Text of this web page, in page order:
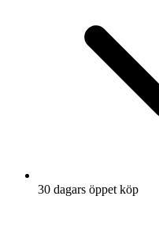
30 dagars öppet köp